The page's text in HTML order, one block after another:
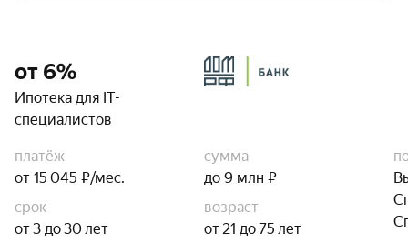
от 6%
Ипотека для IT-
специалистов
платёж
от 15 045 ₽/мес.
сумма
до 9 млн ₽
срок
от 3 до 30 лет
возраст
от 21 до 75 лет